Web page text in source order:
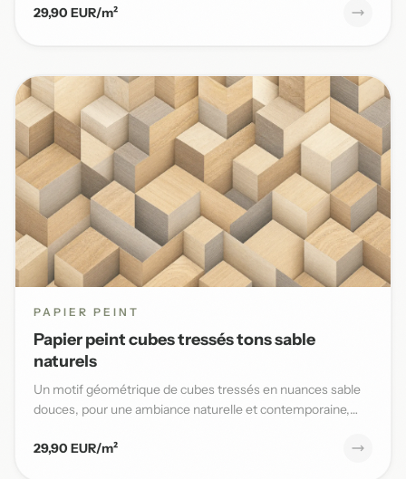
29,90 EUR/m²
PAPIER PEINT
Papier peint cubes tressés tons sable
naturels
Un motif géométrique de cubes tressés en nuances sable
douces, pour une ambiance naturelle et contemporaine,
29,90 EUR/m²